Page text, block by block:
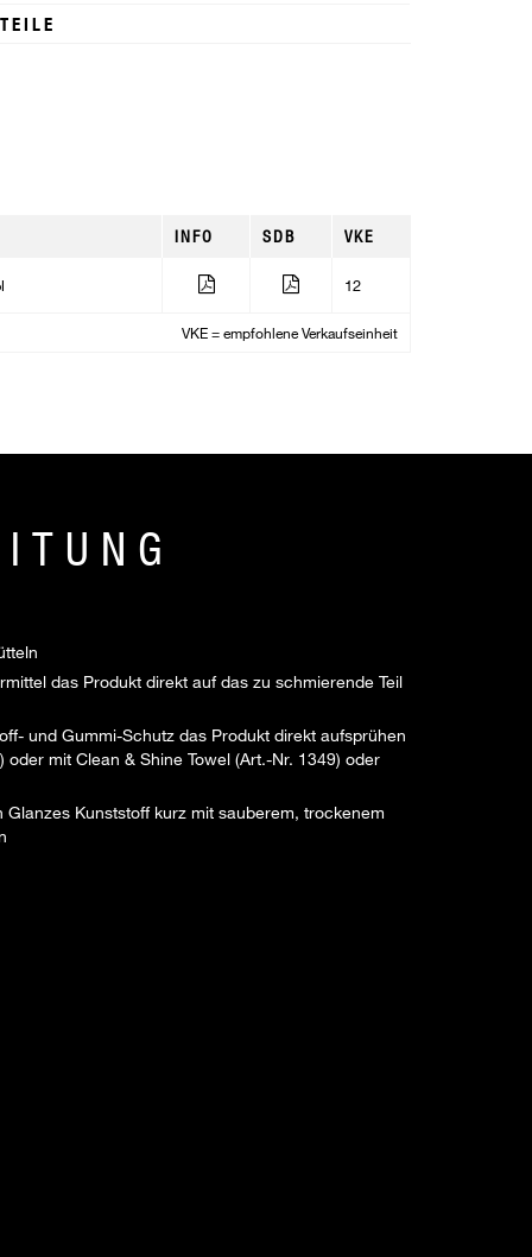
INFO SDB VKE
12
VKE = empfohlene Verkaufseinheit
das Produkt direkt auf das zu schmierende Teil
und Gummi-Schutz das Produkt direkt aufsprühen
mit Clean & Shine Towel (Art.-Nr. 1349) oder
Kunststoff kurz mit sauberem, trockenem